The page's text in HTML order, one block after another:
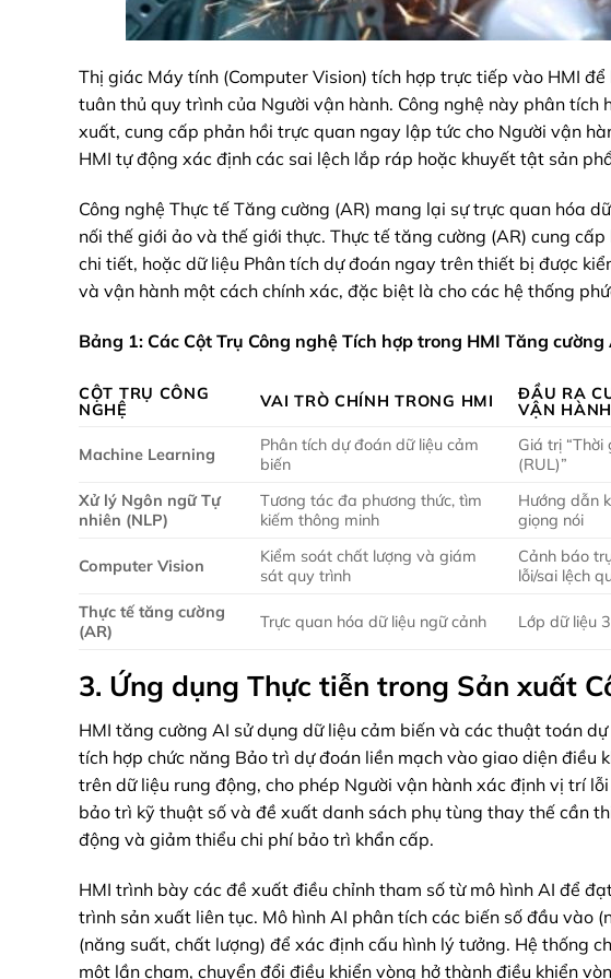
Thị giác Máy tính (Computer Vision) tích hợp trực tiếp vào HMI
tuân thủ quy trình của Người vận hành. Công nghệ này phân
xuất, cung cấp phản hồi trực quan ngay lập tức cho Người vận
HMI tự động xác định các sai lệch lắp ráp hoặc khuyết tật sản
Công nghệ Thực tế Tăng cường (AR) mang lại sự trực quan hóa
nối thế giới ảo và thế giới thực. Thực tế tăng cường (AR) cung
chi tiết, hoặc dữ liệu Phân tích dự đoán ngay trên thiết bị được
và vận hành một cách chính xác, đặc biệt là cho các hệ thống
Bảng 1: Các Cột Trụ Công nghệ Tích hợp trong HMI Tăng cường
CỘT TRỤ CÔNG
NGHỆ
VAI TRÒ CHÍNH TRONG HMI
ĐẦU RA
VẬN HÀNH
Machine Learning
Phân tích dự đoán dữ liệu cảm
biến
Giá trị
(RUL)”
Xử lý Ngôn ngữ Tự
nhiên (NLP)
Tương tác đa phương thức, tìm
kiếm thông minh
Hướng dẫn
giọng nói
Computer Vision
Kiểm soát chất lượng và giám
sát quy trình
Cảnh báo
lỗi/sai lệch
Thực tế tăng cường
(AR)
Trực quan hóa dữ liệu ngữ cảnh Lớp dữ liệu
3. Ứng dụng Thực tiễn trong Sản xuất
HMI tăng cường AI sử dụng dữ liệu cảm biến và các thuật toán
tích hợp chức năng Bảo trì dự đoán liền mạch vào giao diện điều
trên dữ liệu rung động, cho phép Người vận hành xác định vị trí
bảo trì kỹ thuật số và đề xuất danh sách phụ tùng thay thế cần
động và giảm thiểu chi phí bảo trì khẩn cấp.
HMI trình bày các đề xuất điều chỉnh tham số từ mô hình AI để
trình sản xuất liên tục. Mô hình AI phân tích các biến số đầu vào
(năng suất, chất lượng) để xác định cấu hình lý tưởng. Hệ thống
một lần chạm, chuyển đổi điều khiển vòng hở thành điều khiển